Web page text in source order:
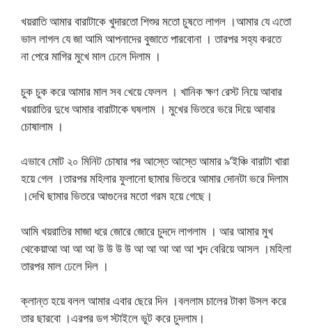
খয়রাতি আমার বারাটাকে খুদারতো শিশুর মতো চুষতে লাগল ।আমার যে এতো
ভাল লাগল যে জা আমি আপনাদের বুজাতে পারবোনা । তারপর সহ্য করতে
না পেরে মাগির মুখে মাল ঢেলে দিলাম ।
চুক চুক করে আমার মাল সব খেয়ে ফেলল । খানিক ক্ষণ রেস্ট নিয়ে আবার
খয়রাতির দুধে আমার বারাটাকে ঘষলাম । মুখের ভিতরে ভরে দিয়ে আবার
চোষালাম ।
এভাবে মোট ২০ মিনিট চোষার পর আস্তে আস্তে আমার ৯’ইঞ্চি বারাটা খারা
হয়ে গেল ।তারপর মহিলার ফুলানো ছামার ভিতরে আমার দোনটা ভরে দিলাম
।দেখি ছামার ভিতরে আগুনের মতো গরম হয়ে গেছে।
আমি খয়রাতির মাজা ধরে জোরে জোরে চুদদে লাগলাম । আর আমার মুখ
থেকেয়াআ আ আ আ উ উ উ উ আ আ আ আ আ শব্দ বেরিয়ে আসল ।মহিলা
তারপর মাল ঢেলে দিল ।
ক্লান্ত হয়ে বলল আমার এবার ছেরে দিন ।বললাম চালের টাকা উসল করে
তার ছারবো ।এরপর ডগ স্টাইলে ভুট করে চুদলাম।